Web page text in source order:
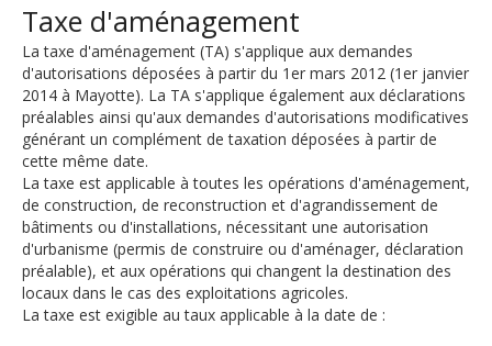
Taxe d'aménagement
La taxe d'aménagement (TA) s'applique aux demandes
d'autorisations déposées à partir du 1er mars 2012 (1er janvier
2014 à Mayotte). La TA s'applique également aux déclarations
préalables ainsi qu'aux demandes d'autorisations modificatives
générant un complément de taxation déposées à partir de
cette même date.
La taxe est applicable à toutes les opérations d'aménagement,
de construction, de reconstruction et d'agrandissement de
bâtiments ou d'installations, nécessitant une autorisation
d'urbanisme (permis de construire ou d'aménager, déclaration
préalable), et aux opérations qui changent la destination des
locaux dans le cas des exploitations agricoles.
La taxe est exigible au taux applicable à la date de :